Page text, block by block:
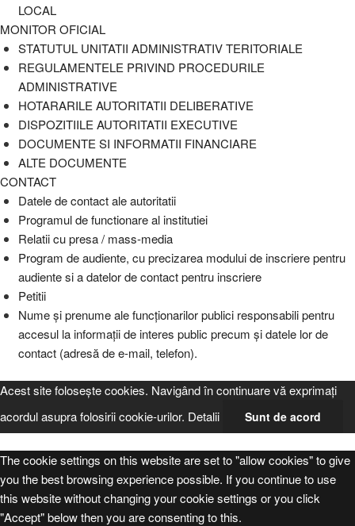
LOCAL
MONITOR OFICIAL
STATUTUL UNITATII ADMINISTRATIV TERITORIALE
REGULAMENTELE PRIVIND PROCEDURILE
ADMINISTRATIVE
HOTARARILE AUTORITATII DELIBERATIVE
DISPOZITIILE AUTORITATII EXECUTIVE
DOCUMENTE SI INFORMATII FINANCIARE
ALTE DOCUMENTE
CONTACT
Datele de contact ale autoritatii
Programul de functionare al institutiei
Relatii cu presa / mass-media
Program de audiente, cu precizarea modului de inscriere pentru
audiente si a datelor de contact pentru inscriere
Petitii
Nume şi prenume ale funcţionarilor publici responsabili pentru
accesul la informaţii de interes public precum şi datele lor de
contact (adresă de e-mail, telefon).
Acest site foloseşte cookies. Navigând în continuare vă exprimaţi
acordul asupra folosirii cookie-urilor. Detalii Sunt de acord
The cookie settings on this website are set to "allow cookies" to give
you the best browsing experience possible. If you continue to use
this website without changing your cookie settings or you click
"Accept" below then you are consenting to this.